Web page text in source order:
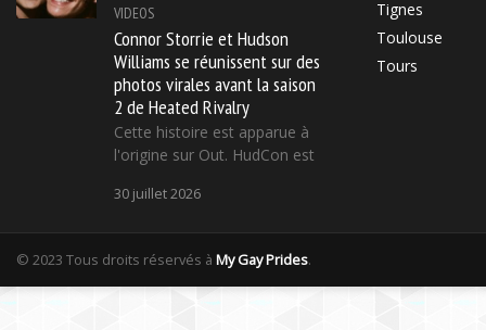
VIDEOS
Connor Storrie et Hudson
Williams se réunissent sur des
photos virales avant la saison
2 de Heated Rivalry
Cette histoire est apparue à
l'origine sur Out. HudCon est
30 juillet 2026
Tignes
Toulouse
Tours
© 2023 Tous droits réservés à My Gay Prides.